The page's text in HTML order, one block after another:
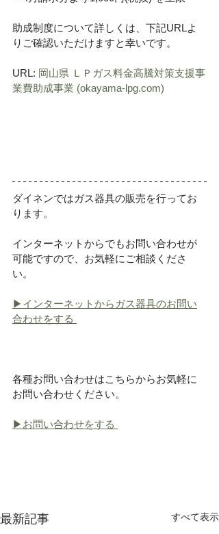
助成制度について詳しくは、下記URLよ
りご確認いただけますと幸いです。
URL: 岡山県 ＬＰガス料金高騰対策支援事
業費助成事業 (okayama-lpg.com)
ダイネンではガス器具の販売を行ってお
ります。
インターネットからでもお問い合わせが
可能ですので、お気軽にご相談くださ
い。
▶インターネットからガス器具のお問い
合わせをする
各種お問い合わせはこちらからお気軽に
お問い合わせください。
▶お問い合わせをする
最新記事 すべて表示